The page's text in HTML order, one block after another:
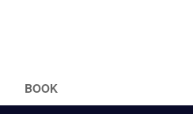
BOOK